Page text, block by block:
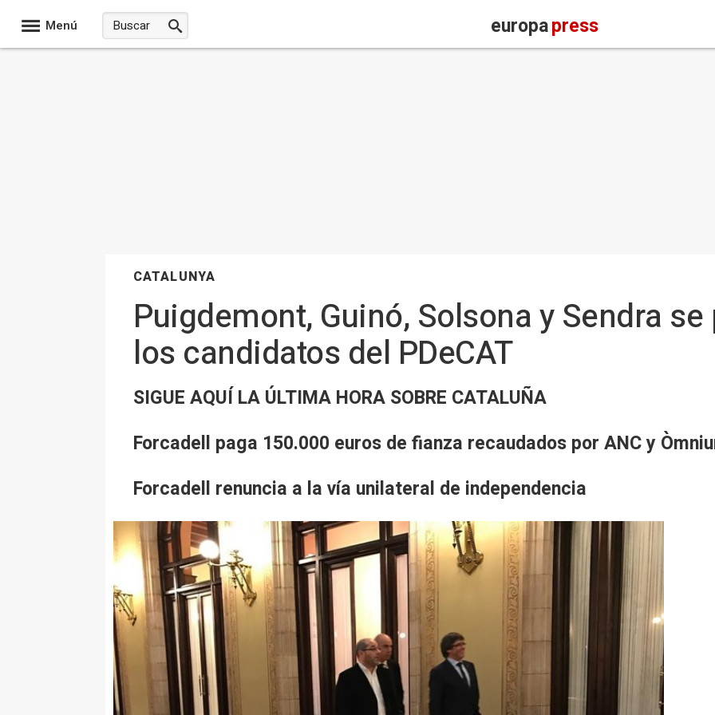
Menú europapress
CATALUNYA
Puigdemont, Guinó, Solsona y Sendra
los candidatos del PDeCAT
SIGUE AQUÍ LA ÚLTIMA HORA SOBRE CATALUÑA
Forcadell paga 150.000 euros de fianza recaudados por ANC y
Forcadell renuncia a la vía unilateral de independencia